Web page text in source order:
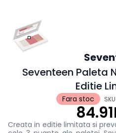
Fara stoc SKU
Seventeen Paleta
Editie
Creata in editie limitata si